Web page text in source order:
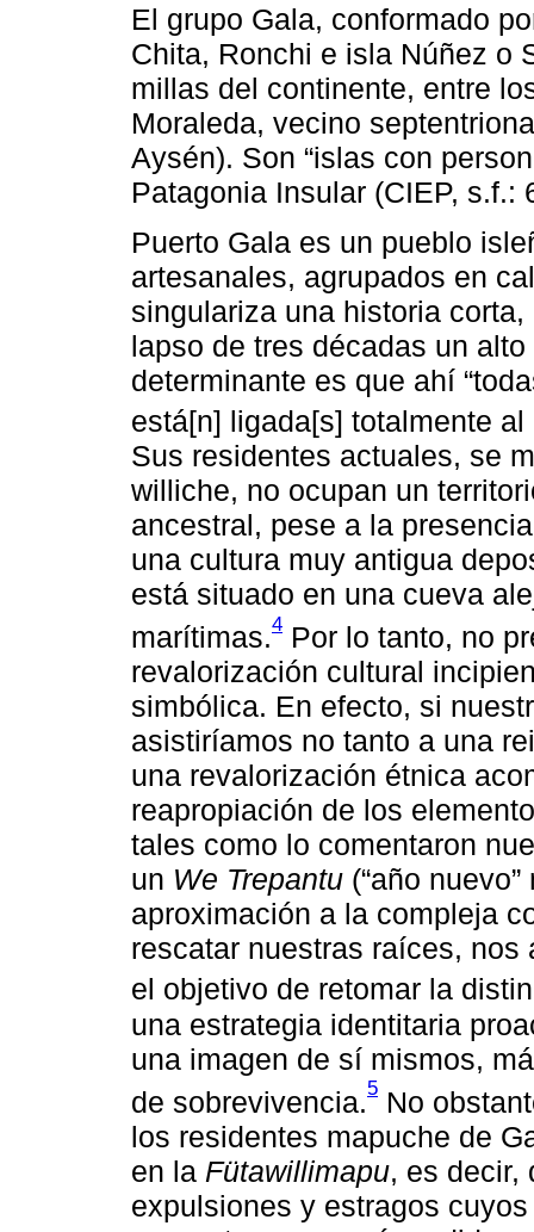
El grupo Gala, conformado
Chita, Ronchi e isla Núñez o
millas del continente, entre
Moraleda, vecino
Aysén). Son “islas con
Patagonia Insular (CIEP, s.f.:
Puerto Gala es un pueblo
artesanales, agrupados en
singulariza una historia
lapso de tres décadas un
determinante es que ahí
está[n] ligada[s] totalmente al
Sus residentes actuales, se
williche, no ocupan un
ancestral, pese a la
una cultura muy antigua
está situado en una cueva
marítimas.4 Por lo tanto, no
revalorización cultural
simbólica. En efecto, si
asistiríamos no tanto a una
una revalorización étnica
reapropiación de los
tales como lo comentaron
un We Trepantu (“año
aproximación a la compleja
rescatar nuestras raíces, nos
el objetivo de retomar la
una estrategia identitaria
una imagen de sí mismos,
de sobrevivencia.5 No
los residentes mapuche de
en la Fütawillimapu, es decir,
expulsiones y estragos